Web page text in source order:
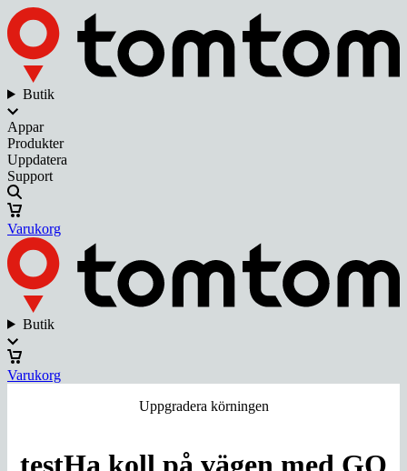
Butik
Appar
Produkter
Uppdatera
Support
Varukorg
Butik
Varukorg
Uppgradera körningen